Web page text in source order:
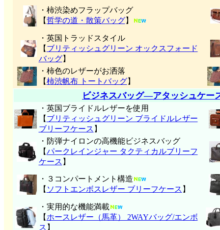
・柿渋染めフラップバッグ
【哲学の道・散策バッグ】
・英国トラッドスタイル
【 ブリティッシュグリーン オックスフォード
バッグ】
・柿色のレザーがお洒落
【柿渋帆布 トートバッグ】
ビジネスバッグ―アタッシュケー
・英国ブライドルレザーを使用
【 ブリティッシュグリーン ブライドルレザー
ブリーフケース 】
・防弾ナイロンの高機能ビジネスバッグ
【パークレインジャー タクティカルブリーフ
ケース 】
・３コンパートメント構造
【 ソフトエンボスレザー ブリーフケース 】
・実用的な機能満載
【 ホースレザー（馬革） 2WAYバッグ/エンボ
ス 】